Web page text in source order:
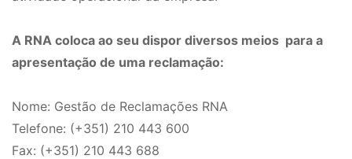
A RNA coloca ao seu dispor diversos meios para a
apresentação de uma reclamação:
Nome: Gestão de Reclamações RNA
Telefone: (+351) 210 443 600
Fax: (+351) 210 443 688